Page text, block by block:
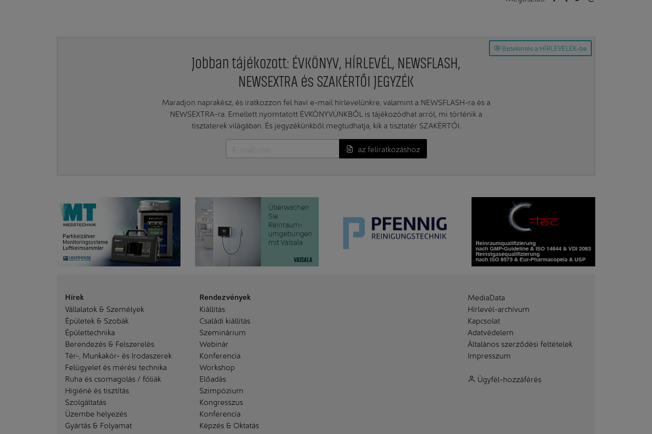
Betekintés a HÍRLEVELEK-be
Jobban tájékozott: ÉVKÖNYV, HÍRLEVÉL, NEWSFLASH,
NEWSEXTRA és SZAKÉRTŐI JEGYZÉK
Maradjon naprakész, és iratkozzon fel havi e-mail hírlevelünkre, valamint a NEWSFLASH-ra és a
NEWSEXTRA-ra. Emellett nyomtatott ÉVKÖNYVÜNKBŐL is tájékozódhat arról, mi történik a
tisztaterek világában. És jegyzékünkből megtudhatja, kik a tisztatér SZAKÉRTŐI.
az feliratkozáshoz
Hírek
Vállalatok & Személyek
Épületek & Szobák
Épülettechnika
Berendezés & Felszerelés
Tér-, Munkakör- és Irodaszerek
Felügyelet és mérési technika
Ruha és csomagolás / fóliák
Higiéné és tisztítás
Szolgáltatás
Üzembe helyezés
Gyártás & Folyamat
Rendezvények
Kiállítás
Családi kiállítás
Szeminárium
Webinár
Konferencia
Workshop
Előadás
Szimpózium
Kongresszus
Konferencia
Képzés & Oktatás
MediaData
Hírlevél-archívum
Kapcsolat
Adatvédelem
Általános szerződési feltételek
Impresszum
Ügyfél-hozzáférés